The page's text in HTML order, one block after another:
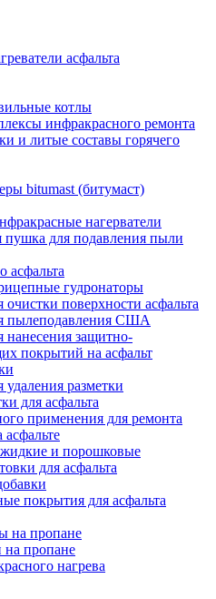
асфальта
котлы
инфракрасного ремонта
и литые составы горячего
bitumast (битумаст)
нагерватели
пушка для подавления пыли
асфальта
гудронаторы
поверхности асфальта
пылеподавления США
нанесения защитно-
покрытий на асфальт
разметки
для асфальта
применения для ремонта
и порошковые
для асфальта
покрытия для асфальта
на пропане
пропане
нагрева